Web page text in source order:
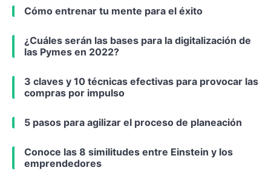
Cómo entrenar tu mente para el éxito
¿Cuáles serán las bases para la digitalización de
las Pymes en 2022?
3 claves y 10 técnicas efectivas para provocar las
compras por impulso
5 pasos para agilizar el proceso de planeación
Conoce las 8 similitudes entre Einstein y los
emprendedores